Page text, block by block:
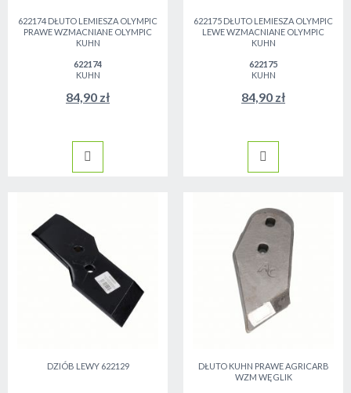
622174 DŁUTO LEMIESZA OLYMPIC
PRAWE WZMACNIANE OLYMPIC
KUHN
622174
KUHN
84,90 zł
622175 DŁUTO LEMIESZA OLYMPIC
LEWE WZMACNIANE OLYMPIC
KUHN
622175
KUHN
84,90 zł
DZIÓB LEWY 622129
DŁUTO KUHN PRAWE AGRICARB
WZM WĘGLIK